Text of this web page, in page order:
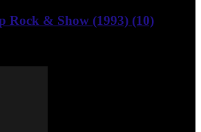
Rock & Show (1993) (10)